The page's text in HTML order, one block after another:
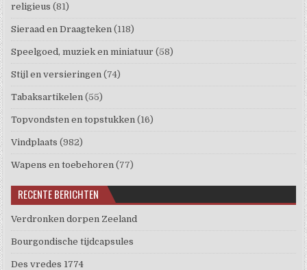
religieus (81)
Sieraad en Draagteken (118)
Speelgoed, muziek en miniatuur (58)
Stijl en versieringen (74)
Tabaksartikelen (55)
Topvondsten en topstukken (16)
Vindplaats (982)
Wapens en toebehoren (77)
RECENTE BERICHTEN
Verdronken dorpen Zeeland
Bourgondische tijdcapsules
Des vredes 1774